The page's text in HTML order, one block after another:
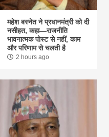
महेश बस्नेत ने प्रधानमंत्री को दी
नसीहत, कहा—राजनीति
भावनात्मक पोस्ट से नहीं, काम
और परिणाम से चलती है
2 hours ago